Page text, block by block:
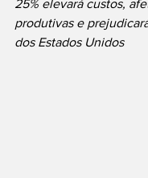
25% elevará custos,
produtivas e
dos Estados Unidos